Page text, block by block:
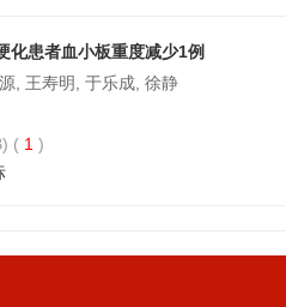
化患者血小板重度减少1例
, 王寿明, 于乐成, 徐静
( 1 )